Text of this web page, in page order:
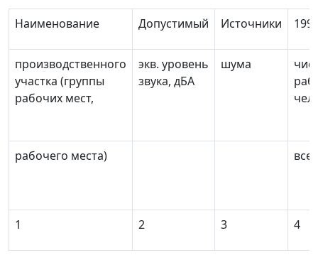
Наименование Допустимый Источники 199
производственного
участка (группы
рабочих мест,
экв. уровень
звука, дБА
шума
рабочего места)
1 2 3 4